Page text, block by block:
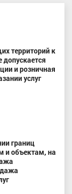
территорий к
и розничная
услуг
границ
и объектам, на